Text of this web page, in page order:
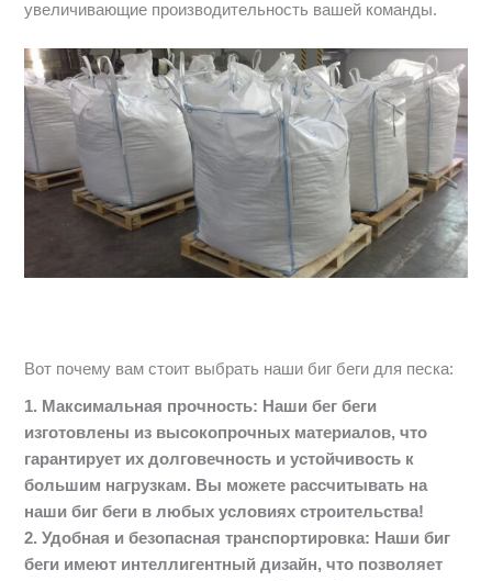
увеличивающие производительность вашей команды.
Вот почему вам стоит выбрать наши биг беги для песка:
1. Максимальная прочность: Наши бег беги
изготовлены из высокопрочных материалов, что
гарантирует их долговечность и устойчивость к
большим нагрузкам. Вы можете рассчитывать на
наши биг беги в любых условиях строительства!
2. Удобная и безопасная транспортировка: Наши биг
беги имеют интеллигентный дизайн, что позволяет